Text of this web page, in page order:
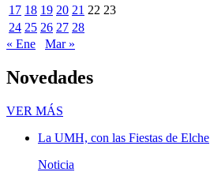
17 18 19 20 21 22 23
24 25 26 27 28
« Ene
Mar »
Novedades
VER MÁS
La UMH, con las Fiestas de Elche
Noticia